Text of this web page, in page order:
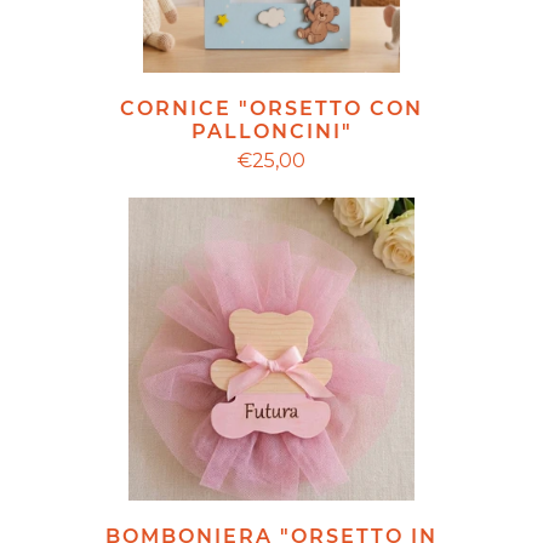
CORNICE "ORSETTO CON
PALLONCINI"
€25,00
BOMBONIERA "ORSETTO IN